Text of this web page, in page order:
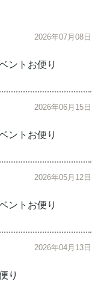
ントお便り
2026年07月08日
ントお便り
2026年06月15日
ントお便り
2026年05月12日
り
2026年04月13日